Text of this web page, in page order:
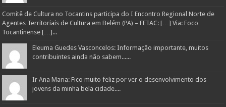
Comitê de Cultura no Tocantins participa do I Encontro Regional Norte de
Agentes Territoriais de Cultura em Belém (PA) – FETAC: […] Via: Foco
Tocantinense […]...
Eleuma Guedes Vasconcelos: Informação importante, muitos
contribuintes ainda não sabem......
Ir Ana Maria: Fico muito feliz por ver o desenvolvimento dos
jovens da minha bela cidade....